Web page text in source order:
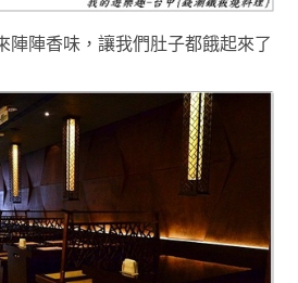
陣陣香味，讓我們肚子都餓起來了